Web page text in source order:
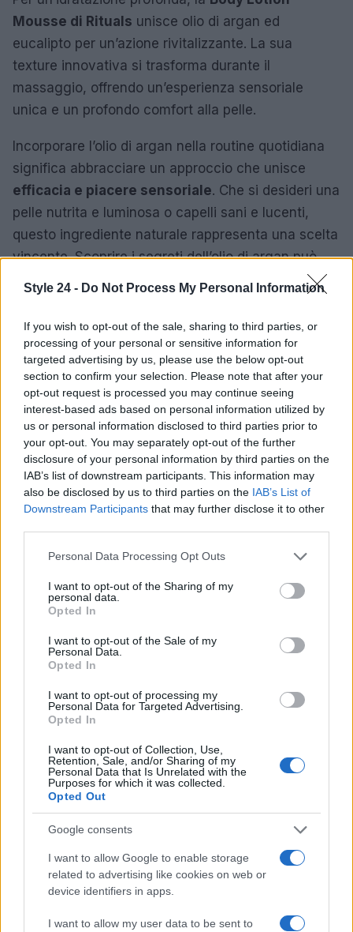
Style 24 - Do Not Process My Personal Information
If you wish to opt-out of the sale, sharing to third parties, or
processing of your personal or sensitive information for
targeted advertising by us, please use the below opt-out
section to confirm your selection. Please note that after your
opt-out request is processed you may continue seeing
interest-based ads based on personal information utilized by
us or personal information disclosed to third parties prior to
your opt-out. You may separately opt-out of the further
disclosure of your personal information by third parties on the
IAB’s list of downstream participants. This information may
also be disclosed by us to third parties on the IAB’s List of
Downstream Participants that may further disclose it to other
Please note that this website/app uses one or more Google
not limited to your visit or usage behaviour. You may click to
grant or deny consent to Google and its third-party tags to
use your data for below specified purposes in below Google
consent section.
Personal Data Processing Opt Outs
I want to opt-out of the Sharing of my
personal data.
Opted In
I want to opt-out of the Sale of my
Personal Data.
Opted In
I want to opt-out of processing my
Personal Data for Targeted Advertising.
Opted In
I want to opt-out of Collection, Use,
Retention, Sale, and/or Sharing of my
Personal Data that Is Unrelated with the
Purposes for which it was collected.
Opted Out
Google consents
I want to allow Google to enable storage
related to advertising like cookies on web or
device identifiers in apps.
I want to allow my user data to be sent to
Mousse di Rituals unisce olio di argan ed
eucalipto per un’azione rivitalizzante. La sua
texture innovativa si trasforma durante il
massaggio, offrendo un’esperienza sensoriale
unica e un profondo comfort alla pelle.
Incorporare l’olio di argan nella routine quotidiana
significa abbracciare un approccio che unisce
efficacia e piacere sensoriale. Che si desideri una
pelle nutrita e luminosa o capelli sani e lucenti,
questo ingrediente naturale rappresenta una scelta
vincente. Scoprire i segreti dell’olio di argan può
trasformare la cura di sé in un rituale di bellezza
AUTORE
Staff
Continua a leggere
BENESSERE